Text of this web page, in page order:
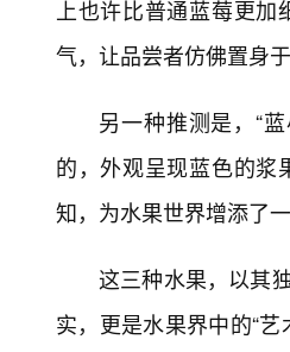
上也许比普通蓝莓更
气，让品尝者仿佛置身
另一种推测是，“
的，外观呈现蓝色的浆
知，为水果世界增添了
这三种水果，以其
实，更是水果界中的“